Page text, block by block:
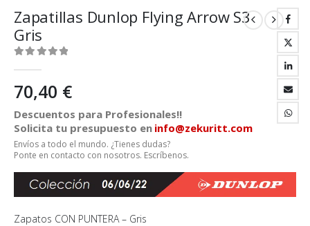
Zapatillas Dunlop Flying Arrow S3
Gris
70,40 €
Descuentos para Profesionales!!
Solicita tu presupuesto en info@zekuritt.com
Envíos a todo el mundo. ¿Tienes dudas?
Ponte en contacto con nosotros. Escríbenos.
Zapatos CON PUNTERA – Gris